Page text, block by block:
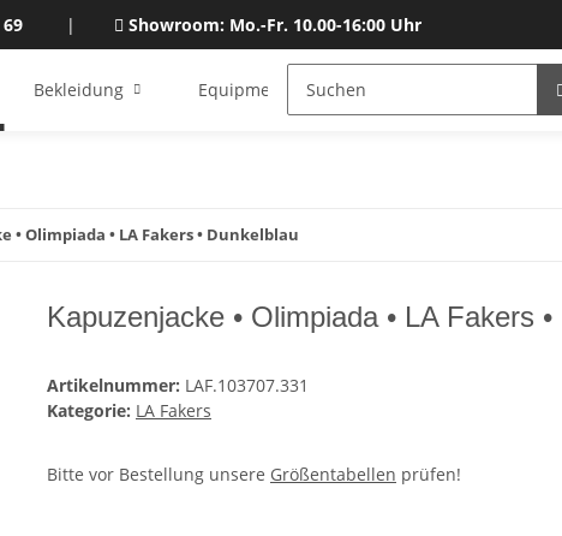
| Showroom: Mo.-Fr. 10.00-16:00 Uhr
Bekleidung Equipment Bälle Katalog &
• Olimpiada • LA Fakers • Dunkelblau
Kapuzenjacke • Olimpiada • LA Fakers
Artikelnummer: LAF.103707.331
Kategorie: LA Fakers
Bitte vor Bestellung unsere Größentabellen prüfen!